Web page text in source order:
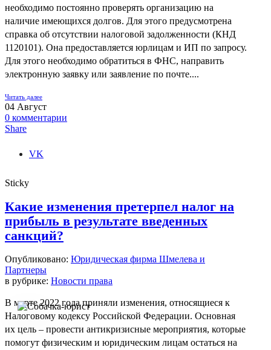
необходимо постоянно проверять организацию на
наличие имеющихся долгов. Для этого предусмотрена
справка об отсутствии налоговой задолженности (КНД
1120101). Она предоставляется юрлицам и ИП по запросу.
Для этого необходимо обратиться в ФНС, направить
электронную заявку или заявление по почте....
Читать далее
04 Август
0 комментарии
Share
VK
Sticky
Какие изменения претерпел налог на
прибыль в результате введенных
санкций?
Опубликовано: Юридическая фирма Шмелева и
Партнеры
в рубрике: Новости права
В марте 2022 года приняли изменения, относящиеся к
Налоговому кодексу Российской Федерации. Основная
их цель – провести антикризисные мероприятия, которые
помогут физическим и юридическим лицам остаться на